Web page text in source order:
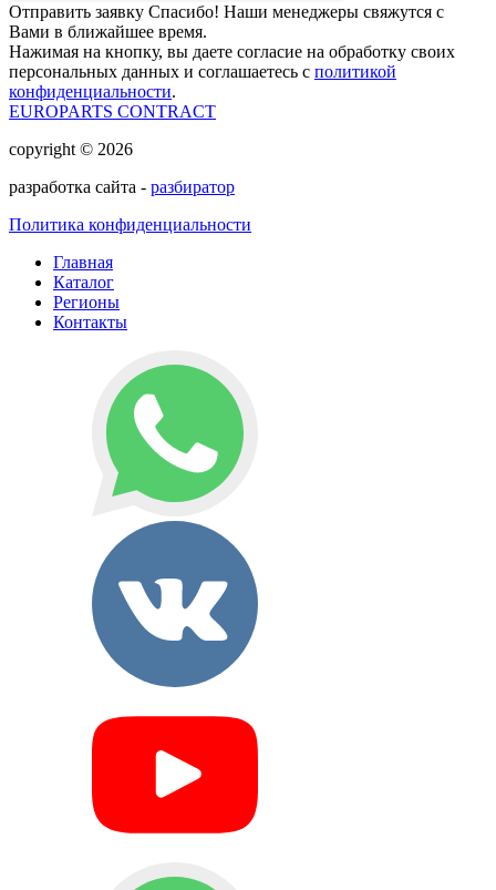
Отправить заявку Спасибо! Наши менеджеры свяжутся с
Вами в ближайшее время.
Нажимая на кнопку, вы даете согласие на обработку своих
персональных данных и соглашаетесь с политикой
конфиденциальности.
EUROPARTS CONTRACT
copyright © 2026
разработка сайта - разбиратор
Политика конфиденциальности
Главная
Каталог
Регионы
Контакты